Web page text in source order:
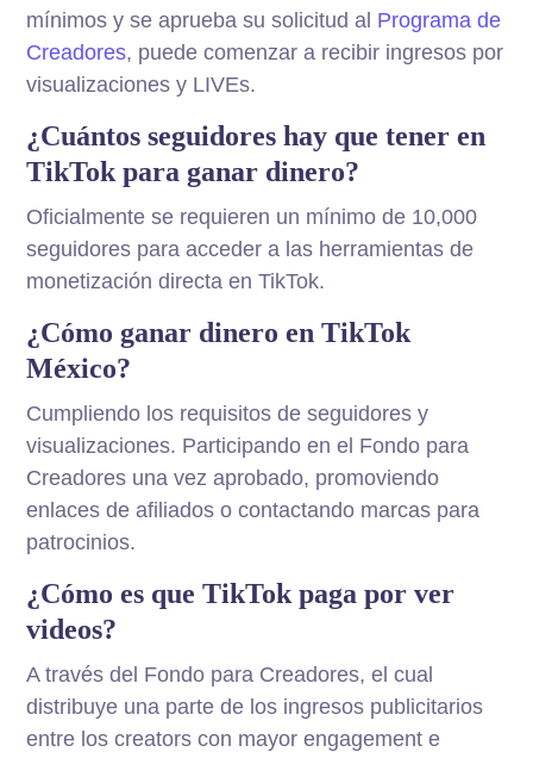
mínimos y se aprueba su solicitud al Programa de
Creadores, puede comenzar a recibir ingresos por
visualizaciones y LIVEs.
¿Cuántos seguidores hay que tener en
TikTok para ganar dinero?
Oficialmente se requieren un mínimo de 10,000
seguidores para acceder a las herramientas de
monetización directa en TikTok.
¿Cómo ganar dinero en TikTok
México?
Cumpliendo los requisitos de seguidores y
visualizaciones. Participando en el Fondo para
Creadores una vez aprobado, promoviendo
enlaces de afiliados o contactando marcas para
patrocinios.
¿Cómo es que TikTok paga por ver
videos?
A través del Fondo para Creadores, el cual
distribuye una parte de los ingresos publicitarios
entre los creators con mayor engagement e